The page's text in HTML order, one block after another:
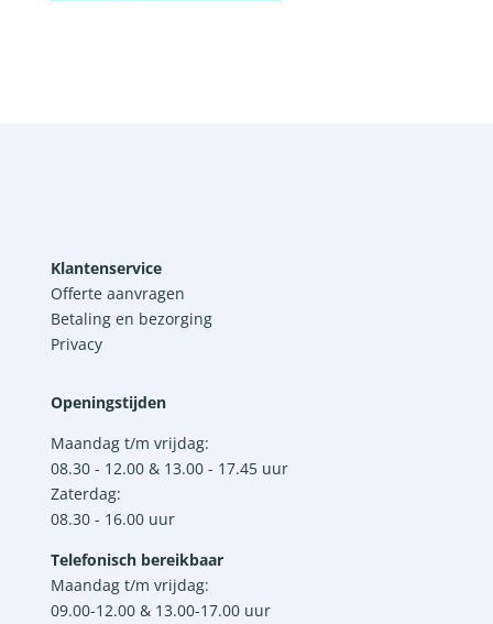
Klantenservice
Offerte aanvragen
Betaling en bezorging
Privacy
Openingstijden
Maandag t/m vrijdag:
08.30 - 12.00 & 13.00 - 17.45 uur
Zaterdag:
08.30 - 16.00 uur
Telefonisch bereikbaar
Maandag t/m vrijdag:
09.00-12.00 & 13.00-17.00 uur